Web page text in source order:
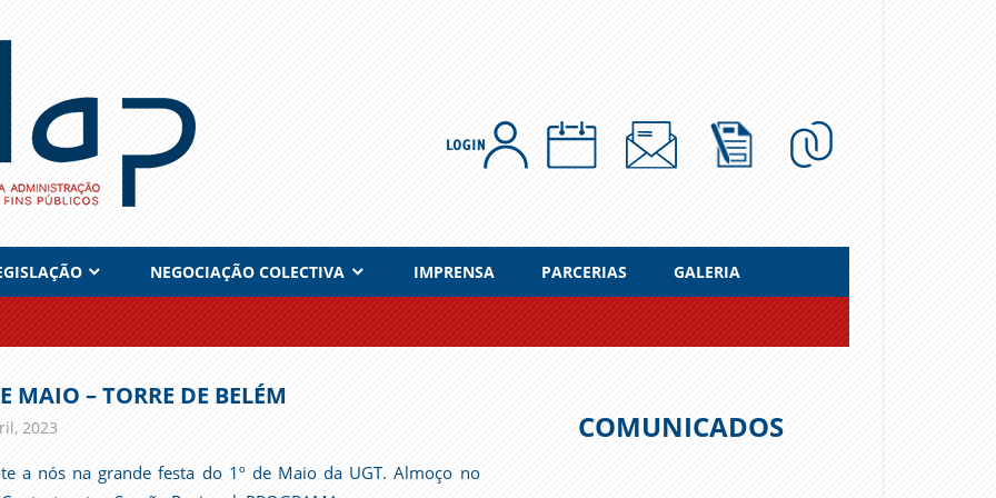
NEGOCIAÇÃO COLECTIVA IMPRENSA PARCERIAS GALERIA
MAIO – TORRE DE BELÉM
2023
te a nós na grande festa do 1º de Maio da UGT. Almoço no
COMUNICADOS